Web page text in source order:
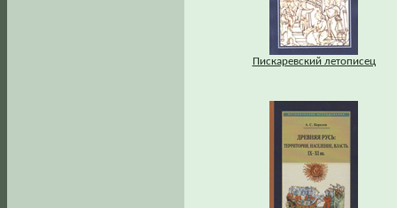
Пискаревский летописец